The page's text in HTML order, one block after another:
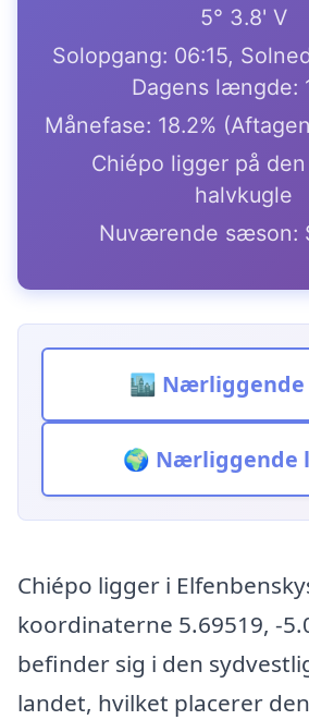
5° 3.8' V
Solopgang: 06:15,
Dagens længde:
Månefase: 18.2%
Chiépo ligger på
halvkugle
Nuværende sæson:
🏙️ Nærliggende
🌍 Nærliggende
Chiépo ligger i
koordinaterne 5.69519, -
befinder sig i den
landet, hvilket placerer